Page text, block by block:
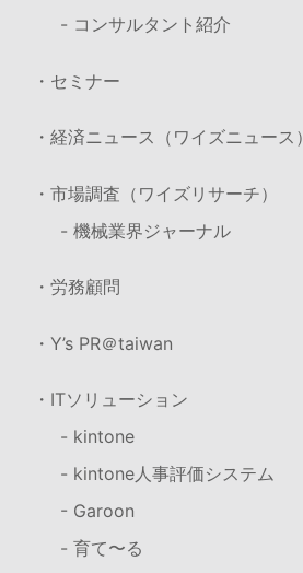
- コンサルタント紹介
・セミナー
・経済ニュース（ワイズニュース）
・市場調査（ワイズリサーチ）
- 機械業界ジャーナル
・労務顧問
・Y’s PR＠taiwan
・ITソリューション
- kintone
- kintone人事評価システム
- Garoon
- 育て〜る